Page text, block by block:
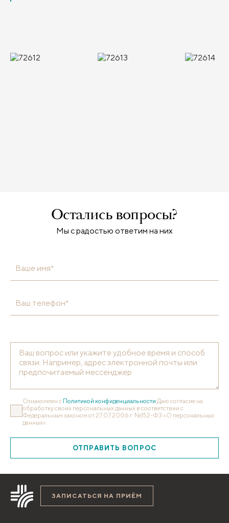
Остались вопросы?
Мы с радостью ответим на них
Ваше имя*
Ваш телефон*
Ознакомлен с Политикой конфиденциальности Даю согласие на
обработку своих персональных данных в соответствии с
Федеральным законом от 27.07.2006 г. №152-ФЗ «О персональных
данных».
ОТПРАВИТЬ ВОПРОС
ЗАПИСАТЬСЯ НА ПРИЁМ